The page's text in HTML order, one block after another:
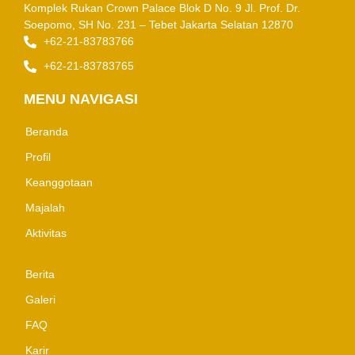
Komplek Rukan Crown Palace Blok D No. 9 Jl. Prof. Dr.
Soepomo, SH No. 231 – Tebet Jakarta Selatan 12870
+62-21-83783766
+62-21-83783765
MENU NAVIGASI
Beranda
Profil
Keanggotaan
Majalah
Aktivitas
Berita
Galeri
FAQ
Karir